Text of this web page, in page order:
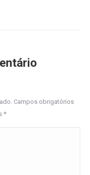
Campos obrigatórios
*